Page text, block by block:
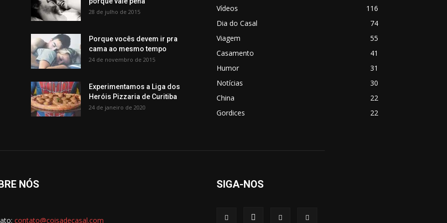
28 de julho de 2015
Porque vocês devem ir pra
cama ao mesmo tempo
24 de novembro de 2015
Experimentamos a Liga dos
Heróis Pizzaria de Curitiba
24 de janeiro de 2020
Vídeos
116
Dia do Casal
74
Viagem
55
Casamento
41
Humor
31
Notícias
30
China
22
Gordices
22
NÓS
contato@coisadecasal.com
SIGA-NOS